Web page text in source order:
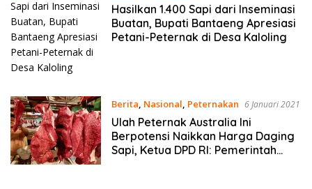
Hasilkan 1.400 Sapi dari Inseminasi
Buatan, Bupati Bantaeng Apresiasi
Petani-Peternak di Desa Kaloling
Berita, Nasional, Peternakan 6 Januari 2021
Ulah Peternak Australia Ini
Berpotensi Naikkan Harga Daging
Sapi, Ketua DPD RI: Pemerintah